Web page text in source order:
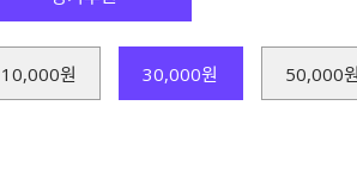
10,000원 30,000원 50,000원